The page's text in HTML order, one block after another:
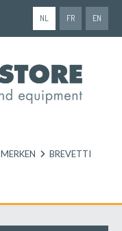
NL FR EN
MERKEN BREVETTI